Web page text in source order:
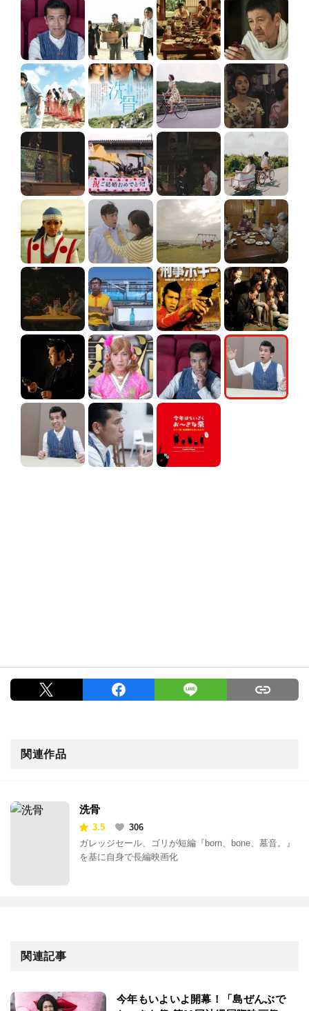
関連作品
洗骨
3.5
306
ガレッジセール、ゴリが短編『born、bone、墓音。』
を基に自身で長編映画化
関連記事
今年もいよいよ開幕！「島ぜんぶで